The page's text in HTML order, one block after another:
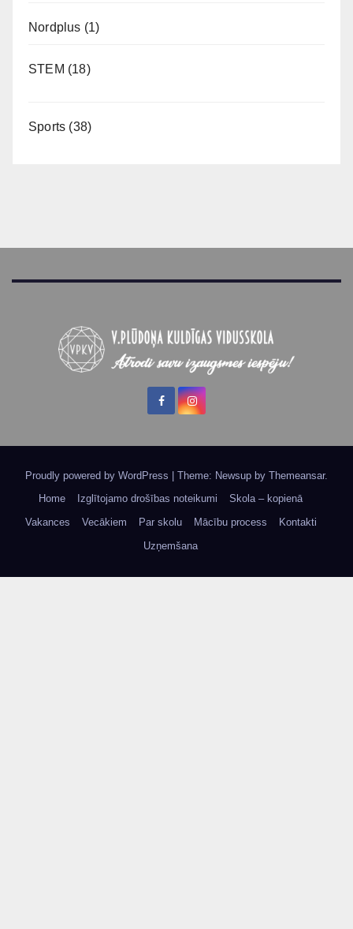
Nordplus (1)
STEM (18)
Sports (38)
Proudly powered by WordPress Theme: Newsup by Themeansar.
Home
Izglītojamo drošības noteikumi
Skola – kopienā
Vakances
Vecākiem Par skolu Mācību process
Kontakti
Uzņemšana